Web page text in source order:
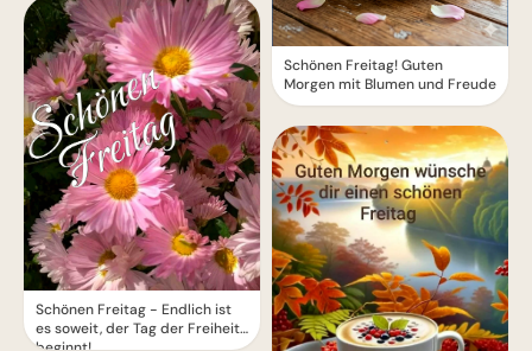
Schönen Freitag - Endlich ist
es soweit, der Tag der Freiheit
Schönen Freitag! Guten
Morgen mit Blumen und Freude